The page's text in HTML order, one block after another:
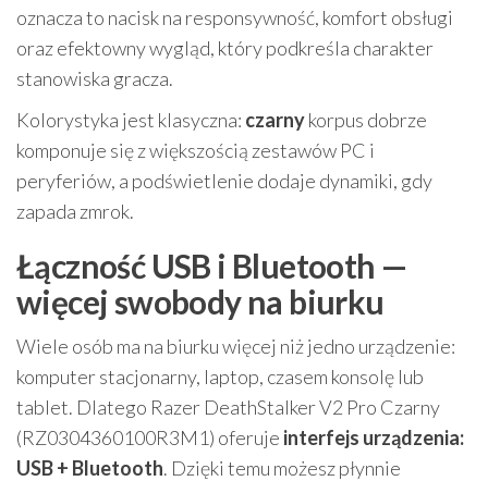
oznacza to nacisk na responsywność, komfort obsługi
oraz efektowny wygląd, który podkreśla charakter
stanowiska gracza.
Kolorystyka jest klasyczna: czarnykorpus dobrze
komponuje się z większością zestawów PC i
peryferiów, a podświetlenie dodaje dynamiki, gdy
zapada zmrok.
Łączność USB i Bluetooth —
więcej swobody na biurku
Wiele osób ma na biurku więcej niż jedno urządzenie:
komputer stacjonarny, laptop, czasem konsolę lub
tablet. Dlatego Razer DeathStalker V2 Pro Czarny
(RZ0304360100R3M1) oferuje interfejs urządzenia:
USB + Bluetooth. Dzięki temu możesz płynnie